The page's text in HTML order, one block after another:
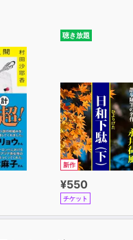
聴き放題
新作
¥550
チケット